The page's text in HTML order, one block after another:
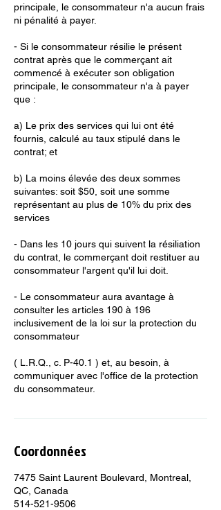
principale, le consommateur n'a aucun frais
ni pénalité à payer.
- Si le consommateur résilie le présent
contrat après que le commerçant ait
commencé à exécuter son obligation
principale, le consommateur n'a à payer
que :
a) Le prix des services qui lui ont été
fournis, calculé au taux stipulé dans le
contrat; et
b) La moins élevée des deux sommes
suivantes: soit $50, soit une somme
représentant au plus de 10% du prix des
services
- Dans les 10 jours qui suivent la résiliation
du contrat, le commerçant doit restituer au
consommateur l'argent qu'il lui doit.
- Le consommateur aura avantage à
consulter les articles 190 à 196
inclusivement de la loi sur la protection du
consommateur
( L.R.Q., c. P-40.1 ) et, au besoin, à
communiquer avec l'office de la protection
du consommateur.
Coordonnées
7475 Saint Laurent Boulevard, Montreal,
QC, Canada
514-521-9506